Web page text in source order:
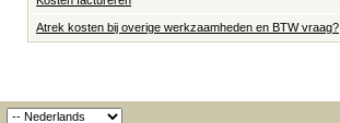
Atrek kosten bij overige werkzaamheden en BTW vraag?